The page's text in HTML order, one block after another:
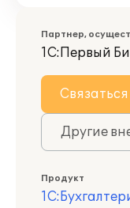
Партнер,
1С:Первый
Связаться
Другие
Продукт